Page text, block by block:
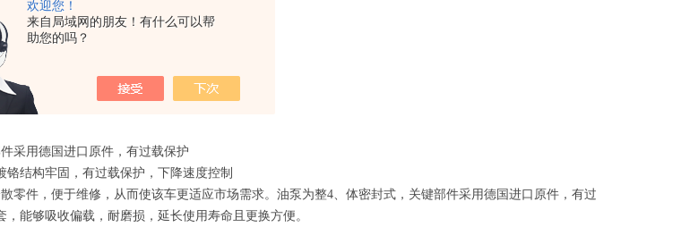
欢迎您！
来自局域网的朋友！有什么可以帮
助您的吗？
采用德国进口原件，有过载保护
铬结构牢固，有过载保护，下降速度控制
零件，便于维修，从而使该车更适应市场需求。油泵为整4、 体密封式，关键部件采用德国进口原件，有过
能够吸收偏载，耐磨损，延长使用寿命且更换方便。